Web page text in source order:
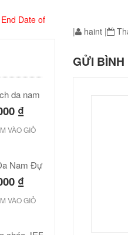
Date of
₫
VÀO GIỎ
Balo Da Nam Đựng Laptop Đẹp Giá Rẻ
₫
VÀO GIỎ
|
haint |
GỬI BÌNH